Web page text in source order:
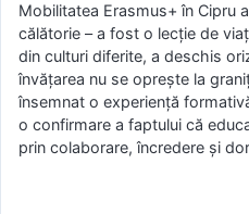
Mobilitatea Erasmus+ în Cipru
călătorie – a fost o lecție de
din culturi diferite, a deschis
învățarea nu se oprește la
însemnat o experiență
o confirmare a faptului că
prin colaborare, încredere și